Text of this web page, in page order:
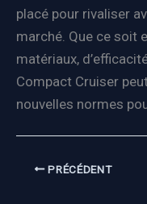
placé pour rivaliser
marché. Que ce soit
matériaux,
Compact Cruiser
nouvelles normes
PRÉCÉDENT